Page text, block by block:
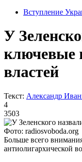
Вступление
У
ключевые
властей
Текст: Александр
4
3503
Фото: radiosvoboda.org
Больше всего
антиолигархической